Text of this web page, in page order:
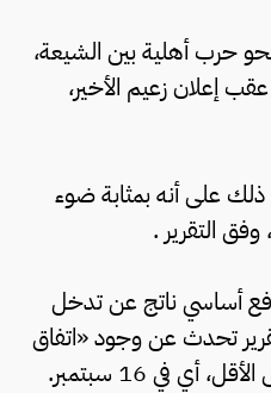
نحو حرب أهلية بين الشيعة،
عقب إعلان زعيم الأخير،
ذلك على أنه بمثابة ضوء
وفق التقرير .
أساسي ناتج عن تدخل
تحدث عن وجود «اتفاق
في 16 سبتمبر.